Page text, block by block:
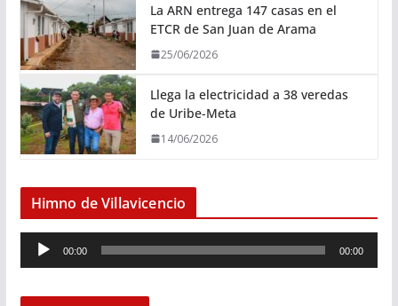
La ARN entrega 147 casas en el
ETCR de San Juan de Arama
25/06/2026
Llega la electricidad a 38 veredas
de Uribe-Meta
14/06/2026
Himno de Villavicencio
e
00:00 00:00